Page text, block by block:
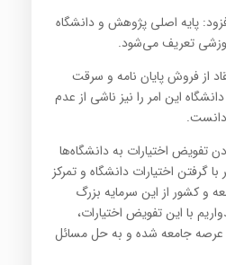
پایه اصلی پژوهش و دانشگاه
تعریف می‌شود.
از فروش پایان نامه و سرقت
این امر را نیز ناشی از عدم
تفویض اختیارات به دانشگاه‌‌ها
گرفتن اختیارات دانشگاه و تمرکز
و کشور از این سرمایه بزرگ
با این تفویض اختیارات،
عرصه جامعه شده و به حل مسائل